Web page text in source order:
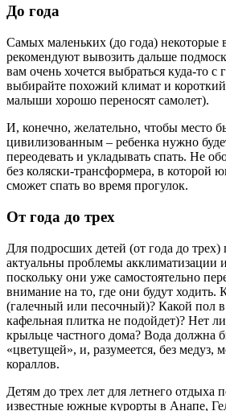
До года
Самых маленьких (до года) некоторые
рекомендуют вывозить дальше
вам очень хочется выбраться куда-то
выбирайте похожий климат и короткий
малыши хорошо переносят самолет).
И, конечно, желательно, чтобы место
цивилизованным – ребенка нужно
переодевать и укладывать спать. Не
без коляски-трансформера, в которой
сможет спать во время прогулок.
От года до трех
Для подросших детей (от года до
актуальны проблемы акклиматизации
поскольку они уже самостоятельно
внимание на то, где они будут ходить.
(галечный или песочный)? Какой пол в
кафельная плитка не подойдет)? Нет
крыльце частного дома? Вода должна
«цветущей», и, разумеется, без медуз,
кораллов.
Детям до трех лет для летнего отдыха
известные южные курорты в Анапе,